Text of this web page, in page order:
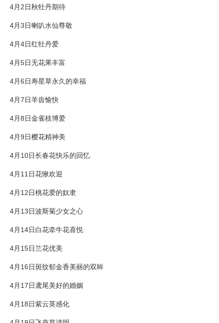
4月2日秋牡丹期待
4月3日喇叭水仙尊敬
4月4日红牡丹爱
4月5日无花果丰富
4月6日寿星草永久的幸福
4月7日羊齿愉快
4月8日金雀枝博爱
4月9日樱花精神美
4月10日长春花快乐的回忆
4月11日花愀欢迎
4月12日桃花爱的奴隶
4月13日波斯菊少女之心
4月14日白花牵牛花喜悦
4月15日兰花优美
4月16日斑纹郁金香美丽的双眸
4月17日鸢尾美好的婚姻
4月18日紫云英感化